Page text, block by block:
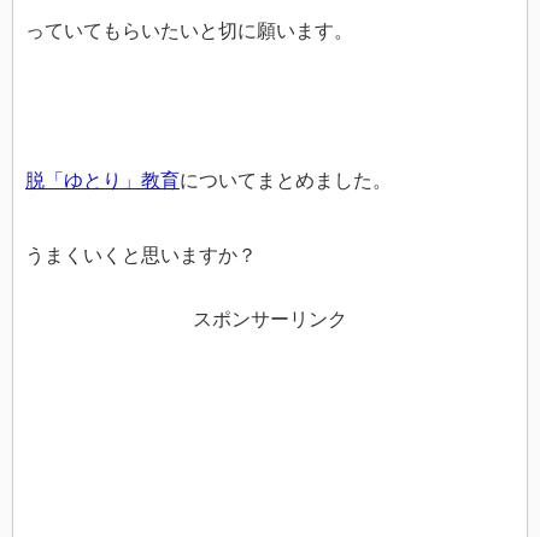
っていてもらいたいと切に願います。
脱「ゆとり」教育についてまとめました。
うまくいくと思いますか？
スポンサーリンク